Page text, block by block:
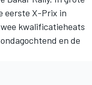
eerste X-Prix in
kwalificatieheats
en de